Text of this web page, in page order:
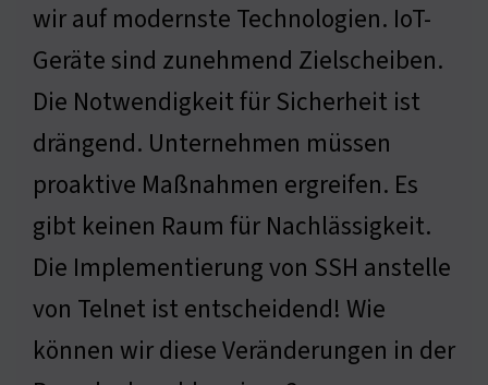
wir auf modernste Technologien. IoT-
Geräte sind zunehmend Zielscheiben.
Die Notwendigkeit für Sicherheit ist
drängend. Unternehmen müssen
proaktive Maßnahmen ergreifen. Es
gibt keinen Raum für Nachlässigkeit.
Die Implementierung von SSH anstelle
von Telnet ist entscheidend! Wie
können wir diese Veränderungen in der